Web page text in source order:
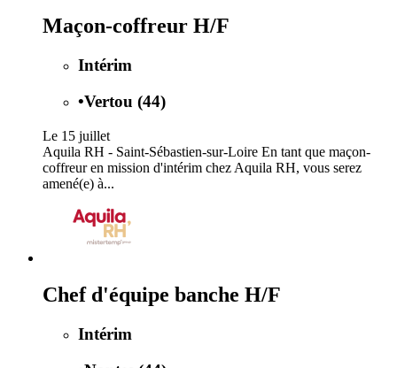
Maçon-coffreur H/F
Intérim
•Vertou (44)
Le 15 juillet
Aquila RH - Saint-Sébastien-sur-Loire En tant que maçon-
coffreur en mission d'intérim chez Aquila RH, vous serez
amené(e) à...
Chef d'équipe banche H/F
Intérim